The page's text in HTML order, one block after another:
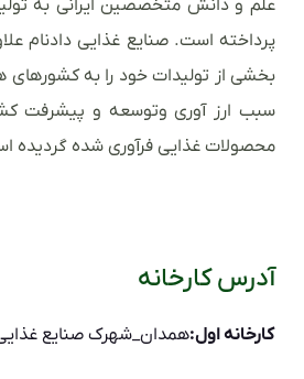
علم و دانش متخصصین ایرانی به
پرداخته است. صنایع غذایی دادنام
بخشی از تولیدات خود را به کشورهای
سبب ارز آوری وتوسعه و پیشرفت
محصولات غذایی فرآوری شده گردیده
آدرس کارخانه
کارخانه اول:همدان_شهرک صنایع غذایی